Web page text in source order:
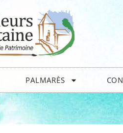
PALMARÈS